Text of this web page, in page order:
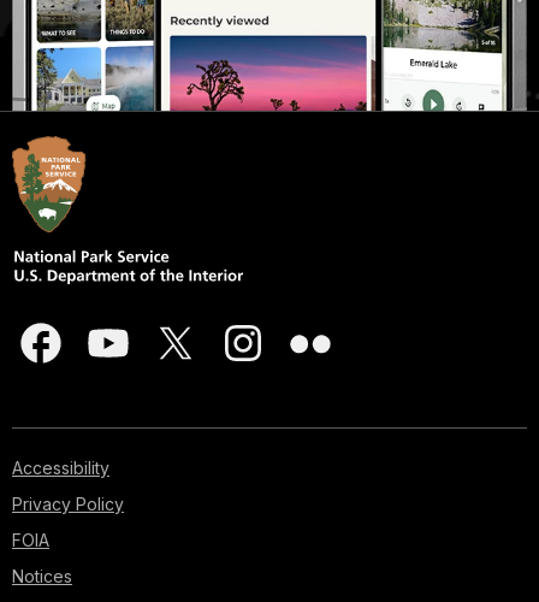
Accessibility
Privacy Policy
FOIA
Notices